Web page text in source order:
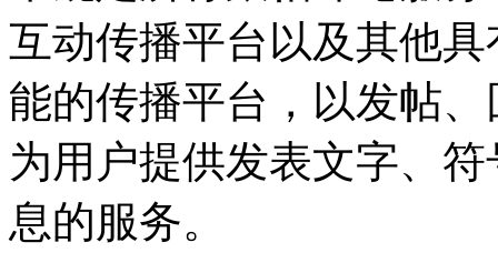
互动传播平台以及其他
能的传播平台，以发帖
为用户提供发表文字、
息的服务。